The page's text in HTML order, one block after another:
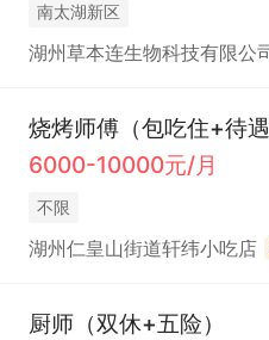
南太湖新区
湖州草本连生物科技有限公
烧烤师傅（包吃住+待遇
6000-10000元/月
不限
湖州仁皇山街道轩纬小吃店
厨师（双休+五险）